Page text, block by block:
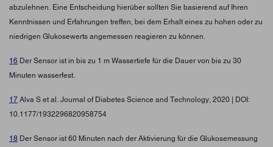
abzulehnen. Eine Entscheidung hierüber sollten Sie basierend auf Ihren
Kenntnissen und Erfahrungen treffen, bei dem Erhalt eines zu hohen oder zu
niedrigen Glukosewerts angemessen reagieren zu können.
16 Der Sensor ist in bis zu 1 m Wassertiefe für die Dauer von bis zu 30
Minuten wasserfest.
17 Alva S et al. Journal of Diabetes Science and Technology, 2020 | DOI:
10.1177/1932296820958754
18 Der Sensor ist 60 Minuten nach der Aktivierung für die Glukosemessung